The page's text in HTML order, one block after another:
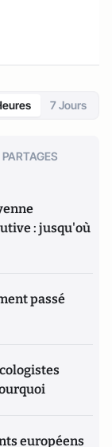
7 Jours
: jusqu'où
passé
européens